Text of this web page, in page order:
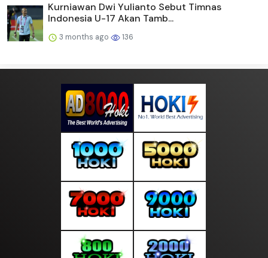
Kurniawan Dwi Yulianto Sebut Timnas
Indonesia U-17 Akan Tamb...
3 months ago 136